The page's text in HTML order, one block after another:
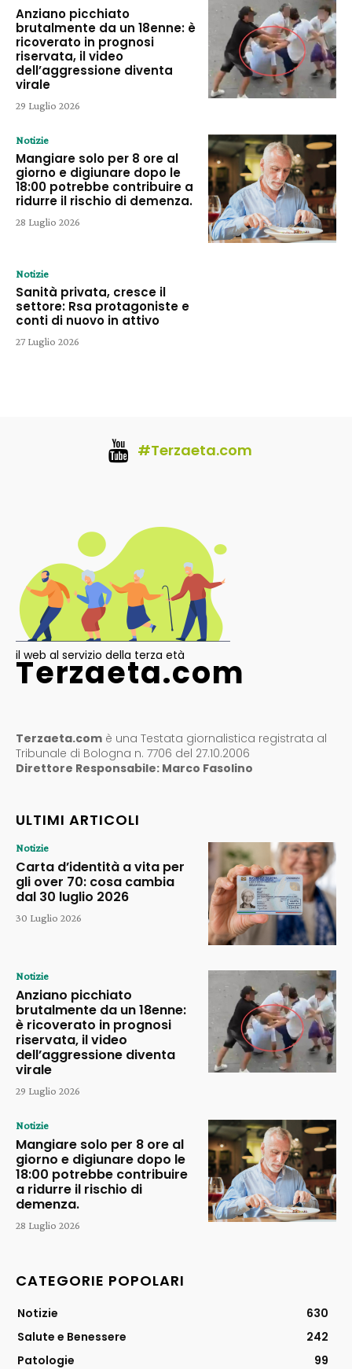
Anziano picchiato
brutalmente da un 18enne: è
ricoverato in prognosi
riservata, il video
dell’aggressione diventa
virale
29 Luglio 2026
Notizie
Mangiare solo per 8 ore al
giorno e digiunare dopo le
18:00 potrebbe contribuire a
ridurre il rischio di demenza.
28 Luglio 2026
Notizie
Sanità privata, cresce il
settore: Rsa protagoniste e
conti di nuovo in attivo
27 Luglio 2026
#Terzaeta.com
il web al servizio della terza età
Terzaeta.com
Terzaeta.com è una Testata giornalistica registrata al
Tribunale di Bologna n. 7706 del 27.10.2006
Direttore Responsabile: Marco Fasolino
ULTIMI ARTICOLI
Notizie
Carta d’identità a vita per
gli over 70: cosa cambia
dal 30 luglio 2026
30 Luglio 2026
Notizie
Anziano picchiato
brutalmente da un 18enne:
è ricoverato in prognosi
riservata, il video
dell’aggressione diventa
virale
29 Luglio 2026
Notizie
Mangiare solo per 8 ore al
giorno e digiunare dopo le
18:00 potrebbe contribuire
a ridurre il rischio di
demenza.
28 Luglio 2026
CATEGORIE POPOLARI
Notizie
630
Salute e Benessere
242
Patologie
99